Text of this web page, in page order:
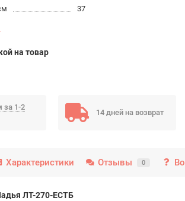
37
на товар
за 1-2
14 дней на возврат
Характеристики Отзывы 0
ЛТ-270-ЕСТБ